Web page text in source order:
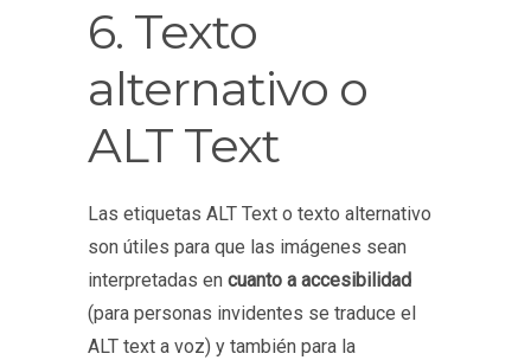
6. Texto
alternativo o
ALT Text
Las etiquetas ALT Text o texto alternativo
son útiles para que las imágenes sean
interpretadas en cuanto a accesibilidad
(para personas invidentes se traduce el
ALT text a voz) y también para la